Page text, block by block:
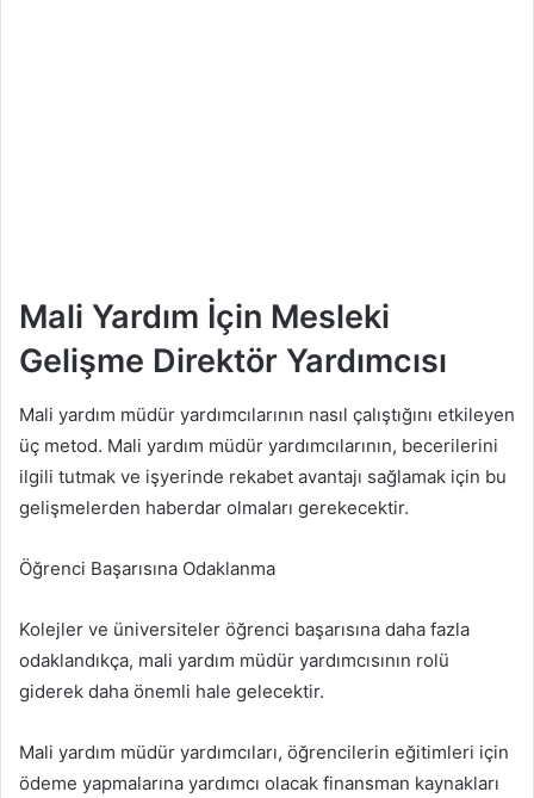
Mali Yardım İçin Mesleki
Gelişme Direktör Yardımcısı
Mali yardım müdür yardımcılarının nasıl çalıştığını etkileyen
üç metod. Mali yardım müdür yardımcılarının, becerilerini
ilgili tutmak ve işyerinde rekabet avantajı sağlamak için bu
gelişmelerden haberdar olmaları gerekecektir.
Öğrenci Başarısına Odaklanma
Kolejler ve üniversiteler öğrenci başarısına daha fazla
odaklandıkça, mali yardım müdür yardımcısının rolü
giderek daha önemli hale gelecektir.
Mali yardım müdür yardımcıları, öğrencilerin eğitimleri için
ödeme yapmalarına yardımcı olacak finansman kaynakları